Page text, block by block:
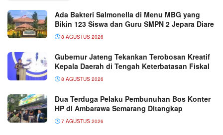
Ada Bakteri Salmonella di Menu MBG yang
Bikin 123 Siswa dan Guru SMPN 2 Jepara Diare
8 AGUSTUS 2026
Gubernur Jateng Tekankan Terobosan Kreatif
Kepala Daerah di Tengah Keterbatasan Fiskal
8 AGUSTUS 2026
Dua Terduga Pelaku Pembunuhan Bos Konter
HP di Ambarawa Semarang Ditangkap
7 AGUSTUS 2026